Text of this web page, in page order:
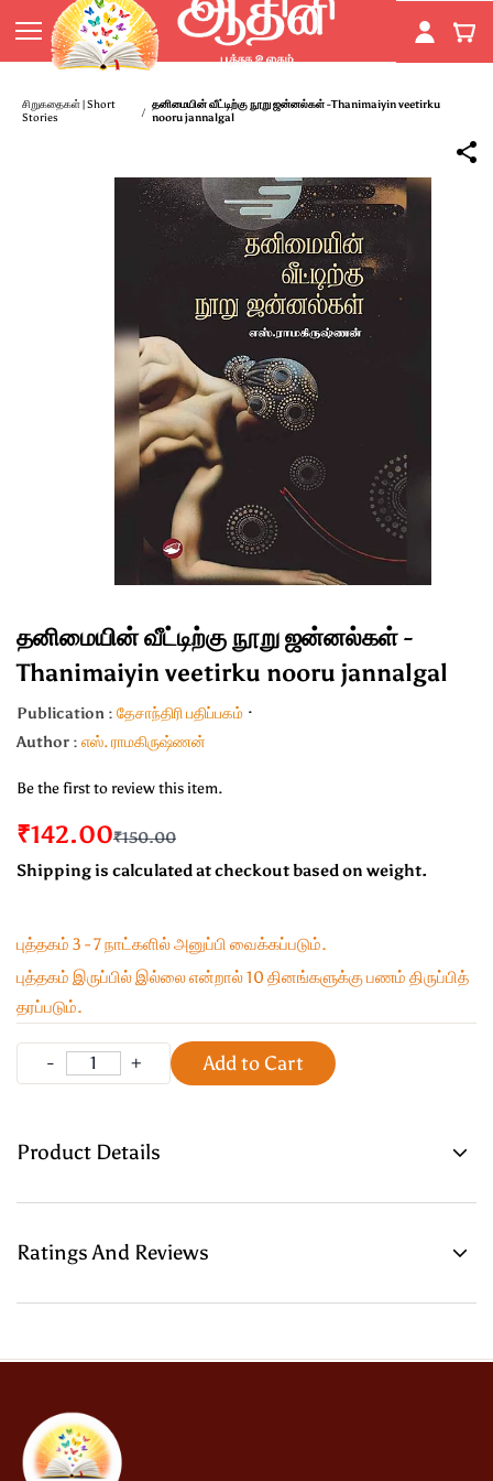
main
content
சிறுகதைகள் | Short
Stories
/ தனிமையின் வீட்டிற்கு நூறு ஜன்னல்கள் -Thanimaiyin veetirku
nooru jannalgal
தனிமையின் வீட்டிற்கு நூறு ஜன்னல்கள் -
Thanimaiyin veetirku nooru jannalgal
Publication : தேசாந்திரி பதிப்பகம்
Author : எஸ். ராமகிருஷ்ணன்
Be the first to review this item.
₹142.00₹150.00
Shipping is calculated at checkout based on weight.
புத்தகம் 3 - 7 நாட்களில் அனுப்பி வைக்கப்படும்.
புத்தகம் இருப்பில் இல்லை என்றால் 10 தினங்களுக்கு பணம் திருப்பித்
தரப்படும்.
Add to Cart
Product Details
Ratings And Reviews